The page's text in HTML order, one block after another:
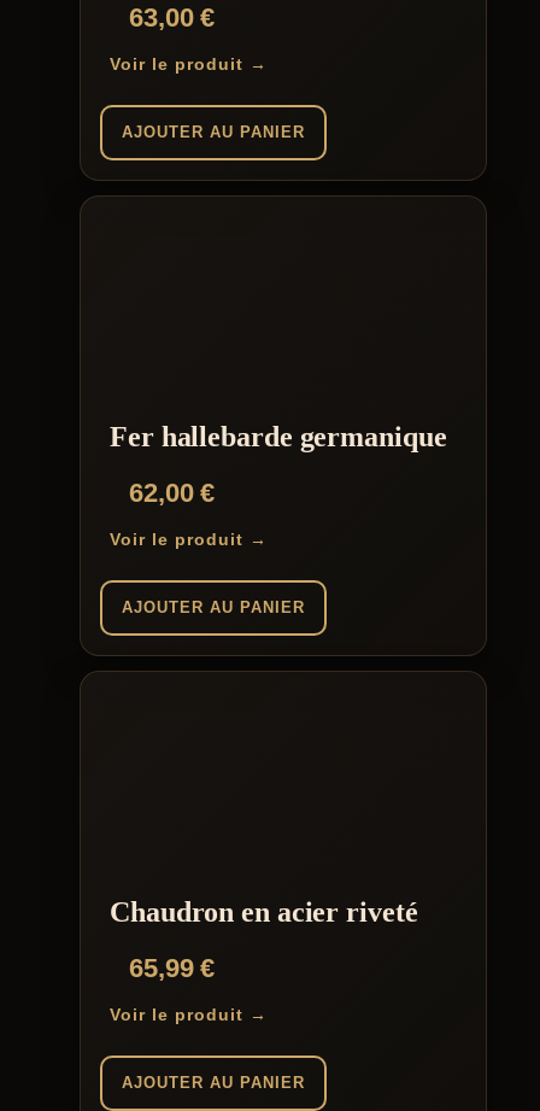
63,00€
Voir le produit →
AJOUTER AU PANIER
Fer hallebarde germanique
62,00€
Voir le produit →
AJOUTER AU PANIER
Chaudron en acier riveté
65,99€
Voir le produit →
AJOUTER AU PANIER